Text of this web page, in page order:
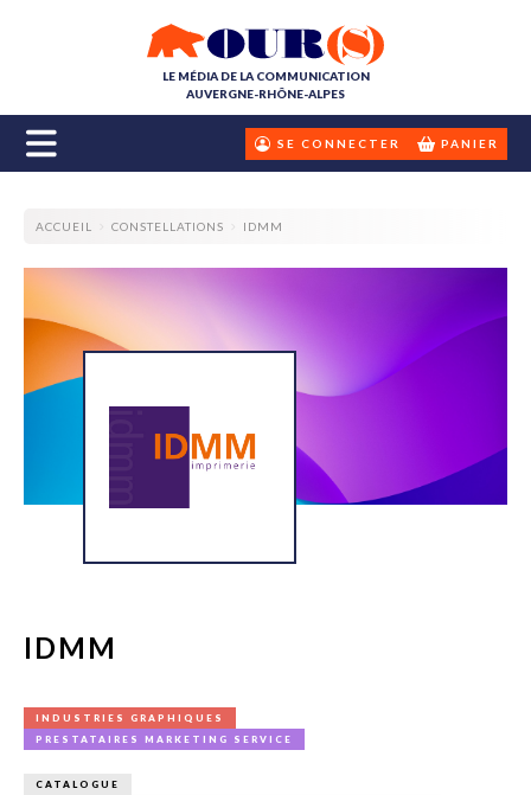
LE MÉDIA DE LA COMMUNICATION
AUVERGNE-RHÔNE-ALPES
SE CONNECTER PANIER
ACCUEIL CONSTELLATIONS IDMM
IDMM
INDUSTRIES GRAPHIQUES
PRESTATAIRES MARKETING SERVICE
CATALOGUE